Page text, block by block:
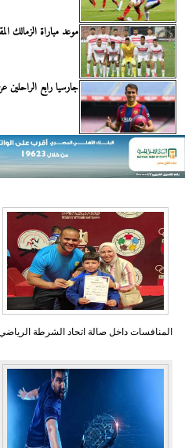
موعد مباراة الزمالك
جارسيا رابع الراحلين
المنافسات داخل صالة اتحاد الشرطة